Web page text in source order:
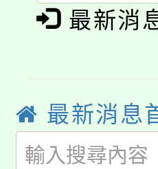
程
「本色祭
局官網。
8月14至
開!
115年桃
最新消
最新消息